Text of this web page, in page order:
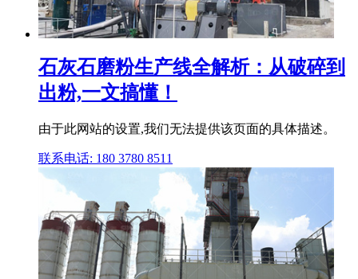
石灰石磨粉生产线全解析：从破碎到
出粉,一文搞懂！
由于此网站的设置,我们无法提供该页面的具体描述。
联系电话: 180 3780 8511